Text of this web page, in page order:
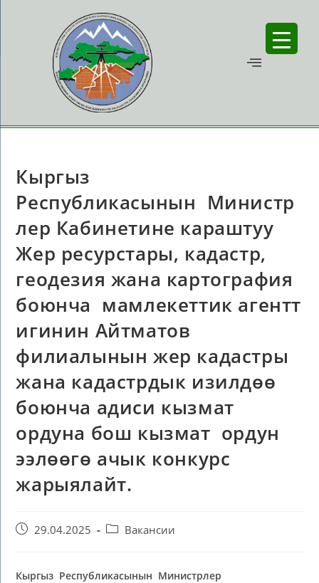
Кыргыз
Республикасынын Министр
лер Кабинетине караштуу
Жер ресурстары, кадастр,
геодезия жана картография
боюнча мамлекеттик агентт
игинин Айтматов
филиалынын жер кадастры
жана кадастрдык изилдөө
боюнча адиси кызмат
ордуна бош кызмат ордун
ээлөөгө ачык конкурс
жарыялайт.
29.04.2025 Вакансии
Кыргыз Республикасынын Министрлер